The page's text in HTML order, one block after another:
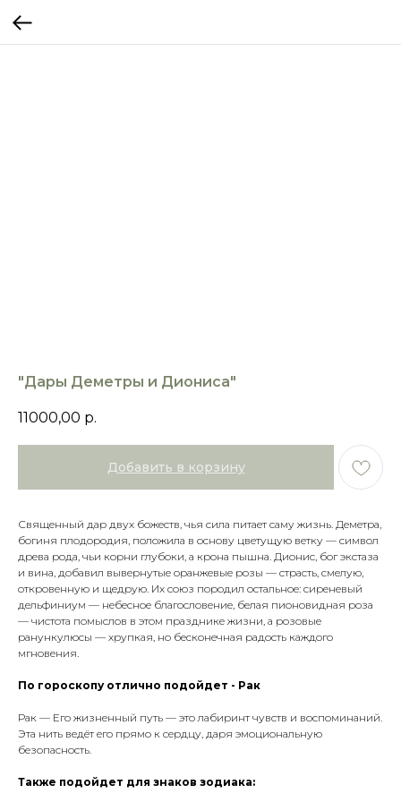
"Дары Деметры и Диониса"
11000,00 р.
Добавить в корзину
Священный дар двух божеств, чья сила питает саму жизнь. Деметра,
богиня плодородия, положила в основу цветущую ветку — символ
древа рода, чьи корни глубоки, а крона пышна. Дионис, бог экстаза
и вина, добавил вывернутые оранжевые розы — страсть, смелую,
откровенную и щедрую. Их союз породил остальное: сиреневый
дельфиниум — небесное благословение, белая пионовидная роза
— чистота помыслов в этом празднике жизни, а розовые
ранункулюсы — хрупкая, но бесконечная радость каждого
мгновения.
По гороскопу отлично подойдет - Рак
Рак — Его жизненный путь — это лабиринт чувств и воспоминаний.
Эта нить ведёт его прямо к сердцу, даря эмоциональную
безопасность.
Также подойдет для знаков зодиака: